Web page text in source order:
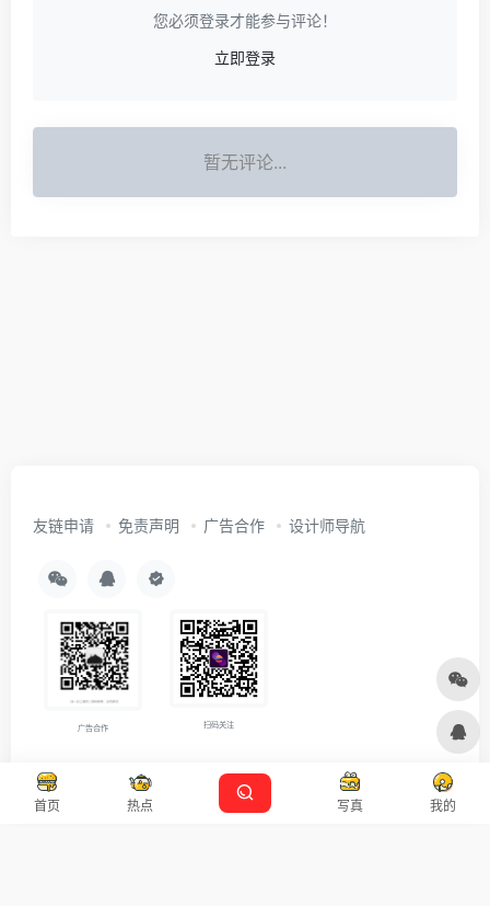
您必须登录才能参与评论！
立即登录
暂无评论...
首页 热点 写真 我的
友链申请 免责声明 广告合作 设计师导航
广告合作 扫码关注
Copyright © 2026沪ICP备2021007899号-5 Designed by 设计资源